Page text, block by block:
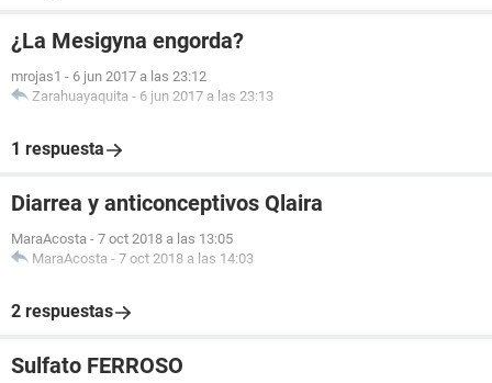
¿La Mesigyna engorda?
mrojas1 - 6 jun 2017 a las 23:12
Zarahuayaquita - 6 jun 2017 a las 23:13
1 respuesta
Diarrea y anticonceptivos Qlaira
MaraAcosta - 7 oct 2018 a las 13:05
MaraAcosta - 7 oct 2018 a las 14:03
2 respuestas
Sulfato FERROSO